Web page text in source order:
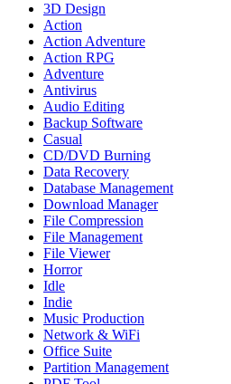
3D Design
Action
Action Adventure
Action RPG
Adventure
Antivirus
Audio Editing
Backup Software
Casual
CD/DVD Burning
Data Recovery
Database Management
Download Manager
File Compression
File Management
File Viewer
Horror
Idle
Indie
Music Production
Network & WiFi
Office Suite
Partition Management